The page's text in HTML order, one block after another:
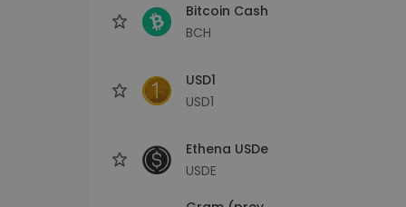
Bitcoin Cash
BCH
USD1
USD1
Ethena USDe
USDE